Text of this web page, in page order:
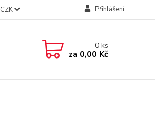
CZK Přihlášení
0ks
za 0,00 Kč